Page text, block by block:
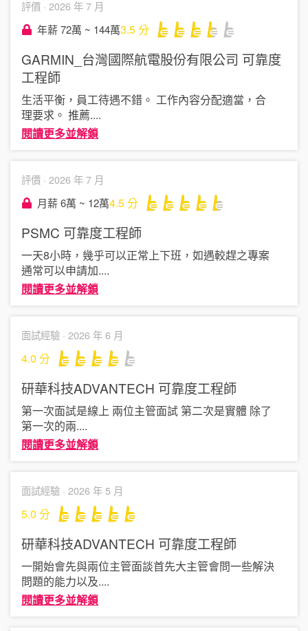
評價 · 2026 年 7 月
年薪 72萬 ~ 144萬3.5分
GARMIN_台灣國際航電股份有限公司 可靠度
工程師
生活平衡，員工待遇不錯。 工作內容分配適當，合
理要求。 推薦....
閱讀更多並解鎖
評價 · 2026 年 7 月
月薪 6萬 ~ 12萬4.5分
PSMC 可靠度工程師
一天8小時，幾乎可以正常上下班，如遇較趕之專案
通常可以申請加....
閱讀更多並解鎖
面試經驗 · 2026 年 6 月
4.0 分
研華科技ADVANTECH 可靠度工程師
第一次面試是線上 兩位主管面試 第二次是實體 除了
第一次的兩....
閱讀更多並解鎖
面試經驗 · 2026 年 5 月
5.0 分
研華科技ADVANTECH 可靠度工程師
一開始會先與兩位主管面談首先大主管會問一些解決
問題的能力以及....
閱讀更多並解鎖